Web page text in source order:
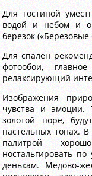
Для гостиной
водой и небом и
березок («Березовые
Для спален
фотообои,
релаксирующий
Изображения
чувства и эмоции.
золотой поре,
пастельных тонах.
палитрой
ностальгировать
денькам. Медово-